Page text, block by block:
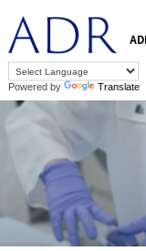
Powered by Translate